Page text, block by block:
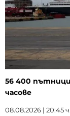
56 400
часове
08.08.2026 | 20:45 ч.